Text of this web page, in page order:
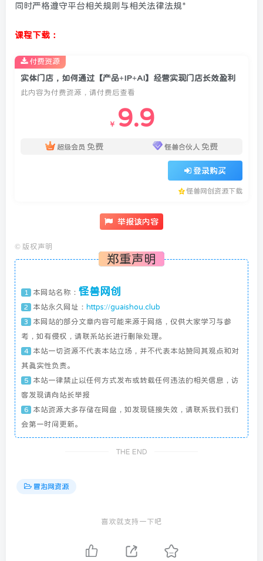
同时严格遵守平台相关规则与相关法律法规*
课程下载：
实体门店，如何通过【产品+IP+AI】经营实现门店长效盈利
此内容为付费资源，请付费后查看
￥ 9.9
超级会员 免费 怪兽合伙人 免费
登录购买
怪兽网创资源下载
付费资源
举报该内容
© 版权声明
郑重声明
1 本网站名称： 怪兽网创
2 本站永久网址： https://guaishou.club
3
本网站的部分文章内容可能来源于网络，仅供大家学习与参
考，如有侵权，请联系站长进行删除处理。
4
本站一切资源不代表本站立场，并不代表本站赞同其观点和对
其真实性负责。
5
本站一律禁止以任何方式发布或转载任何违法的相关信息，访
客发现请向站长举报
6
本站资源大多存储在网盘，如发现链接失效，请联系我们我们
会第一时间更新。
THE END
冒泡网资源
喜欢就支持一下吧